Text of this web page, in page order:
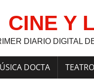
CINE Y
DIARIO DIGITAL
DOCTA TEATRO